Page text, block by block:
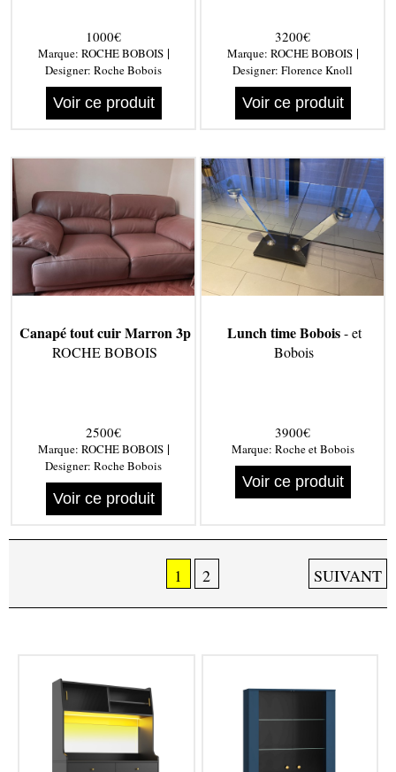
1000€
Marque: ROCHE BOBOIS|
Designer: Roche Bobois
Voir ce produit
3200€
Marque: ROCHE BOBOIS|
Designer: Florence Knoll
Voir ce produit
Canapé tout cuir Marron 3p
ROCHE BOBOIS
2500€
Marque: ROCHE BOBOIS|
Designer: Roche Bobois
Voir ce produit
Lunch time Bobois- et
Bobois
3900€
Marque: Roche et Bobois
Voir ce produit
1 2 SUIVANT